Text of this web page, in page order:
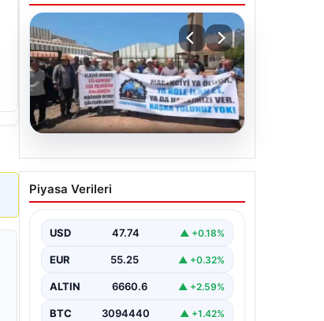
06.08.2026
Bağımsız Maden-İş:
‘Verilen sözler tutulmadı,
Piyasa Verileri
USD 47.74 ▲ +0.18%
EUR 55.25 ▲ +0.32%
ALTIN 6660.6 ▲ +2.59%
BTC 3094440 ▲ +1.42%